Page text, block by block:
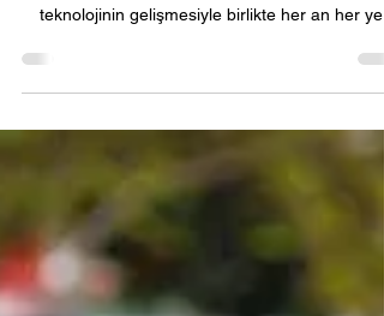
İzinsiz fotoğraf çekmek, toplumda sıkça
karşılaşılan bir sorun haline gelmiştir. Özellikle